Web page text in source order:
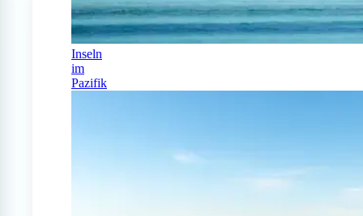
Inseln
im
Pazifik